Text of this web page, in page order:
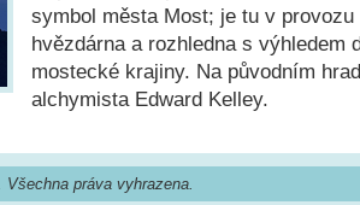
symbol města Most; je tu v
hvězdárna a rozhledna s výhledem
mostecké krajiny. Na původním
alchymista Edward Kelley.
práva vyhrazena.